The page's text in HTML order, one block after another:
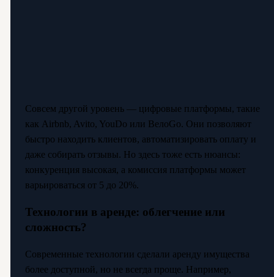
Совсем другой уровень — цифровые платформы, такие
как Airbnb, Avito, YouDo или ВелоGo. Они позволяют
быстро находить клиентов, автоматизировать оплату и
даже собирать отзывы. Но здесь тоже есть нюансы:
конкуренция высокая, а комиссия платформы может
варьироваться от 5 до 20%.
Технологии в аренде: облегчение или
сложность?
Современные технологии сделали аренду имущества
более доступной, но не всегда проще. Например,